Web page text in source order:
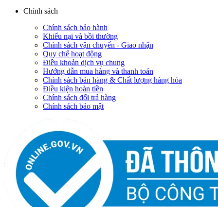
Chính sách
Chính sách bảo hành
Khiếu nại và bồi thường
Chính sách vận chuyển - Giao nhận
Quy chế hoạt động
Điều khoản dịch vụ chung
Hướng dẫn mua hàng và thanh toán
Chính sách bán hàng & Chất lượng hàng hóa
Điều kiện hoàn tiền
Chính sách đổi trả hàng
Chính sách bảo mật